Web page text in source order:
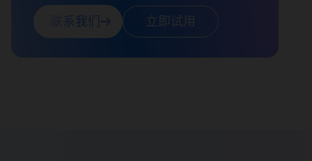
联系我们 立即试用